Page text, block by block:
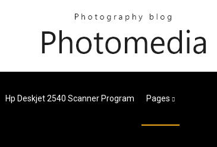
Hp Deskjet 2540 Scanner Program Pages